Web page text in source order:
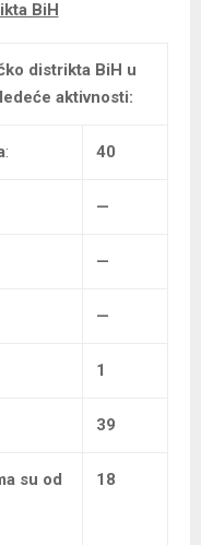
BiH
distrikta BiH u
aktivnosti:
: 40
—
—
—
1
39
su od
18